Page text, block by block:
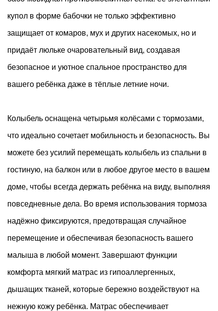
купол в форме бабочки не только эффективно
защищает от комаров, мух и других насекомых, но и
придаёт люльке очаровательный вид, создавая
безопасное и уютное спальное пространство для
вашего ребёнка даже в тёплые летние ночи.
Колыбель оснащена четырьмя колёсами с тормозами,
что идеально сочетает мобильность и безопасность. Вы
можете без усилий перемещать колыбель из спальни в
гостиную, на балкон или в любое другое место в вашем
доме, чтобы всегда держать ребёнка на виду, выполняя
повседневные дела. Во время использования тормоза
надёжно фиксируются, предотвращая случайное
перемещение и обеспечивая безопасность вашего
малыша в любой момент. Завершают функции
комфорта мягкий матрас из гипоаллергенных,
дышащих тканей, которые бережно воздействуют на
нежную кожу ребёнка. Матрас обеспечивает